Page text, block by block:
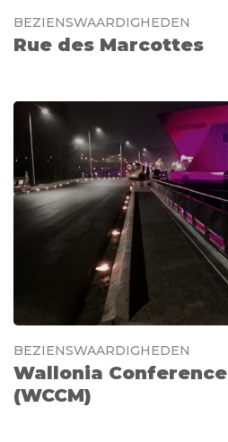
BEZIENSWAARDIGHEDEN
Rue des Marcottes
BEZIENSWAARDIGHEDEN
Wallonia
(WCCM)